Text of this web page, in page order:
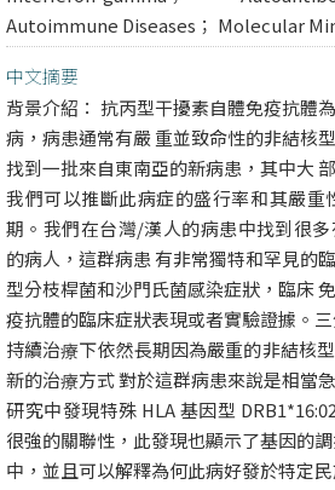
Autoimmune Diseases； Molecular
中文摘要
背景介紹： 抗丙型干擾素自體免疫抗體
病，病患通常有嚴 重並致命性的非結核
找到一批來自東南亞的新病患，其中大
我們可以推斷此病症的盛行率和其嚴重
期。我們在台灣/漢人的病患中找到很
的病人，這群病患 有非常獨特和罕見的
型分枝桿菌和沙門氏菌感染症狀，臨床
疫抗體的臨床症狀表現或者實驗證據。
持續治療下依然長期因為嚴重的非結核
新的治療方式 對於這群病患來說是相當
研究中發現特殊 HLA 基因型
很強的關聯性，此發現也顯示了基因的
中，並且可以解釋為何此病好發於特定